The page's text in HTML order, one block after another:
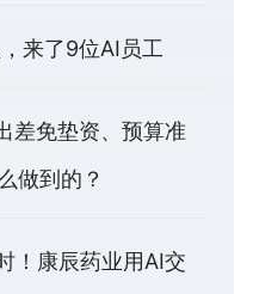
来了9位AI员工
差免垫资、预算准
做到的？
！康辰药业用AI交